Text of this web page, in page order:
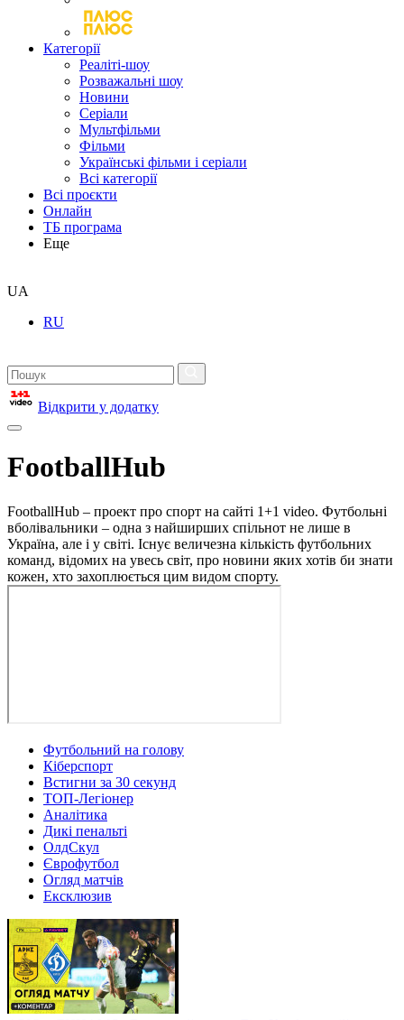
Категорії
Реаліті-шоу
Розважальні шоу
Новини
Серіали
Мультфільми
Фільми
Українські фільми і серіали
Всі категорії
Всі проєкти
Онлайн
ТБ програма
Еще
UA
RU
Відкрити у додатку
FootballHub
FootballHub – проект про спорт на сайті 1+1 video. Футбольні
вболівальники – одна з найширших спільнот не лише в
Україна, але і у світі. Існує величезна кількість футбольних
команд, відомих на увесь світ, про новини яких хотів би знати
кожен, хто захоплюється цим видом спорту.
Футбольний на голову
Кіберспорт
Встигни за 30 секунд
ТОП-Легіонер
Аналітика
Дикі пенальті
ОлдСкул
Єврофутбол
Огляд матчів
Ексклюзив